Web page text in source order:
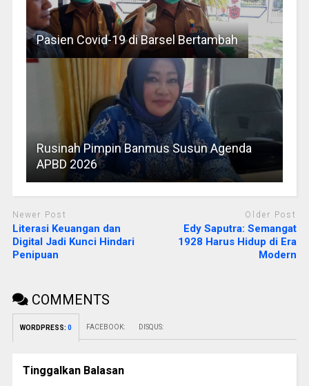
Pasien Covid-19 di Barsel Bertambah
Rusinah Pimpin Banmus Susun Agenda
APBD 2026
Newer Post
Literasi Keuangan dan
Digital Jadi Kunci Hindari
Penipuan
Older Post
Edy Saputra: Semangat
1928 Harus Hidup di Era
Modern
COMMENTS
WORDPRESS: 0 FACEBOOK: DISQUS:
Tinggalkan Balasan